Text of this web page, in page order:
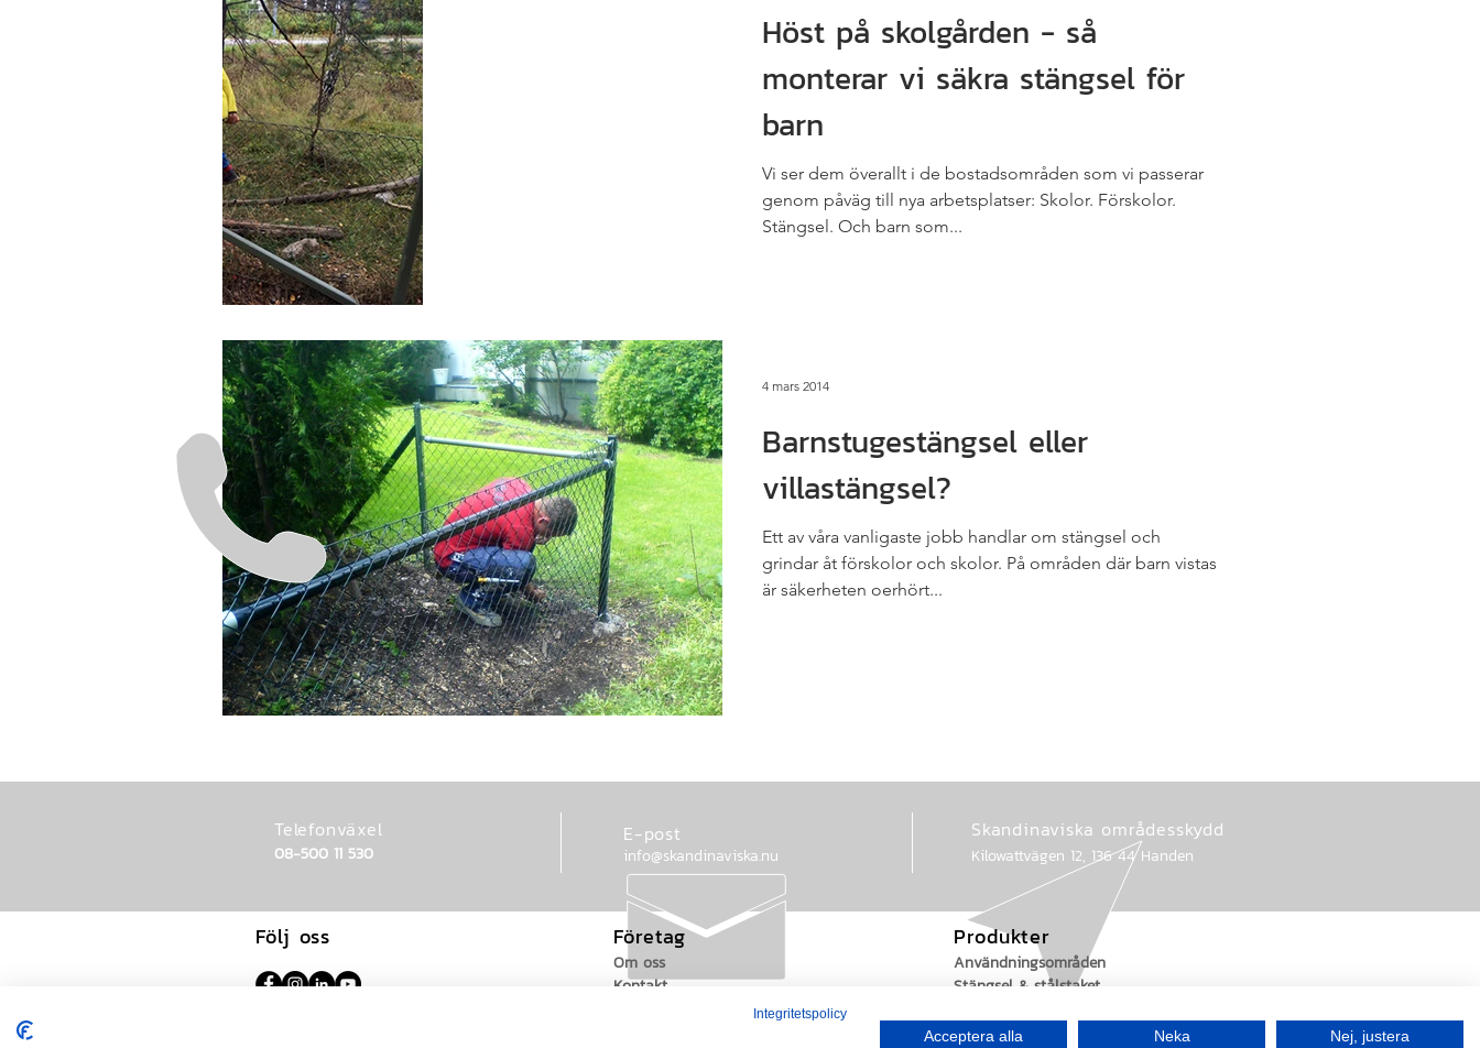
Höst på skolgården - så
monterar vi säkra stängsel för
barn
Vi ser dem överallt i de bostadsområden som vi passerar
genom påväg till nya arbetsplatser: Skolor. Förskolor.
Stängsel. Och barn som...
Barnstugestängsel eller
villastängsel?
Ett av våra vanligaste jobb handlar om stängsel och
grindar åt förskolor och skolor. På områden där barn vistas
är säkerheten oerhört...
4 mars 2014
Telefonväxel
08-500 11 530
E-post
info@skandinaviska.nu
Skandinaviska områdesskydd
Kilowattvägen 12, 136 44 Handen
Följ oss Företag
Om oss
Kontakt
Produkter
Användningsområden
Stängsel & stålstaket
Trästaket & bullerskydd
Integritetspolicy
Acceptera alla Neka Nej, justera